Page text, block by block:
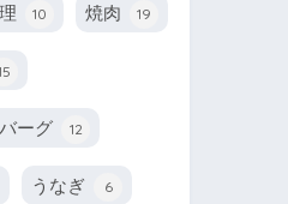
10 焼肉 19
ーグ 12
うなぎ 6